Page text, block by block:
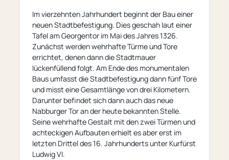
Im vierzehnten Jahrhundert beginnt der Bau einer
neuen Stadtbefestigung. Dies geschah laut einer
Tafel am Georgentor im Mai des Jahres 1326.
Zunächst werden wehrhafte Türme und Tore
errichtet, denen dann die Stadtmauer
lückenfüllend folgt. Am Ende des monumentalen
Baus umfasst die Stadtbefestigung dann fünf Tore
und misst eine Gesamtlänge von drei Kilometern.
Darunter befindet sich dann auch das neue
Nabburger Tor an der heute bekannten Stelle.
Seine wehrhafte Gestalt mit den zwei Türmen und
achteckigen Aufbauten erhielt es aber erst im
letzten Drittel des 16. Jahrhunderts unter Kurfürst
Ludwig VI.